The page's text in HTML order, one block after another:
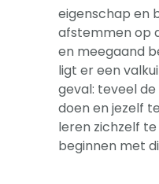
eigenschap en
afstemmen op
en meegaand
ligt er een
geval: teveel
doen en jezelf
leren zichzelf
beginnen met